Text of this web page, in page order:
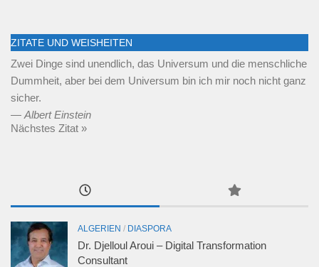
ZITATE UND WEISHEITEN
Zwei Dinge sind unendlich, das Universum und die menschliche
Dummheit, aber bei dem Universum bin ich mir noch nicht ganz
sicher.
— Albert Einstein
Nächstes Zitat »
ALGERIEN / DIASPORA
Dr. Djelloul Aroui – Digital Transformation
Consultant